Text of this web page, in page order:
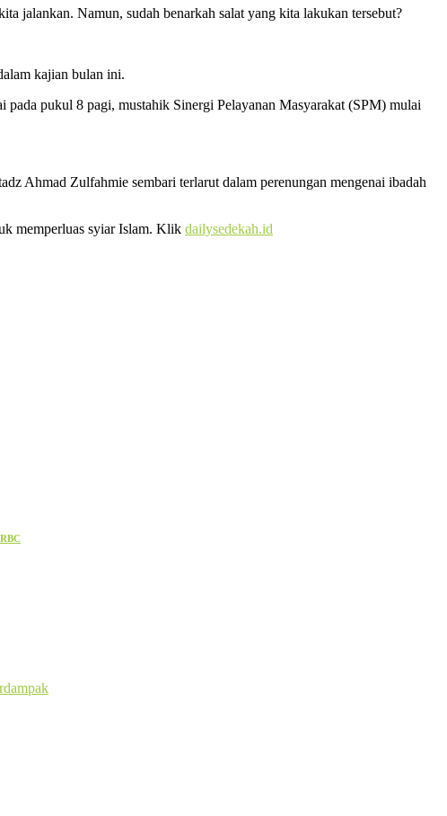
jalankan. Namun, sudah benarkah salat yang kita lakukan tersebut?
kajian bulan ini.
pukul 8 pagi, mustahik Sinergi Pelayanan Masyarakat (SPM) mulai
Ahmad Zulfahmie sembari terlarut dalam perenungan mengenai ibadah
memperluas syiar Islam. Klik dailysedekah.id